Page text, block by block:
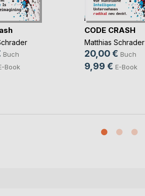
Buch
Book
CODE CRASH
Matthias Schrader
20,00 € Buch
9,99 € E-Book